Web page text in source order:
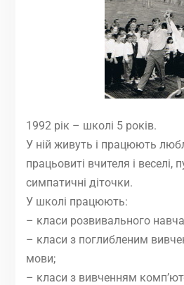
1992 рік – школі 5 років.
У ній живуть і працюють
працьовиті вчителя і веселі,
симпатичні діточки.
У школі працюють:
– класи розвивального
– класи з поглибленим
мови;
– класи з вивченням